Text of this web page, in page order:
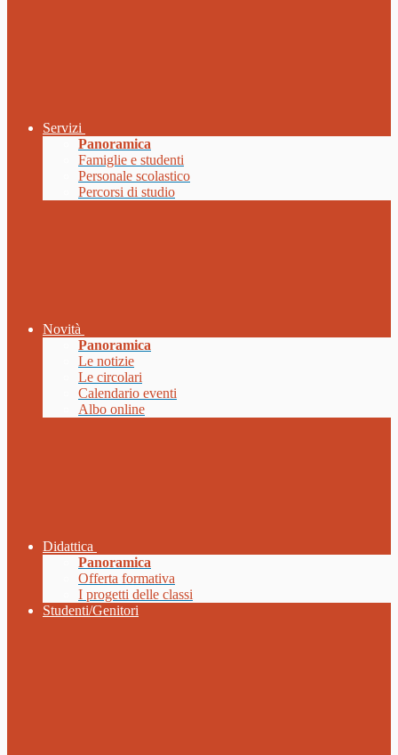
Servizi
Panoramica
Famiglie e studenti
Personale scolastico
Percorsi di studio
Novità
Panoramica
Le notizie
Le circolari
Calendario eventi
Albo online
Didattica
Panoramica
Offerta formativa
I progetti delle classi
Studenti/Genitori